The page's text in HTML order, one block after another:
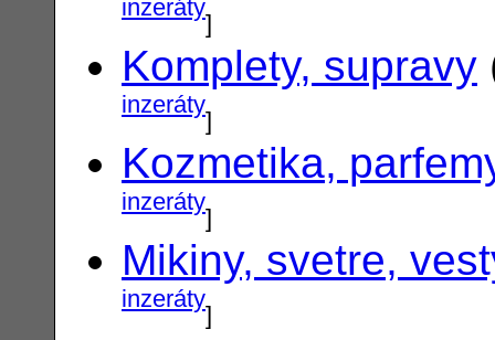
inzeráty]
Komplety, supravy
inzeráty]
Kozmetika,
inzeráty]
Mikiny, svetre,
inzeráty]